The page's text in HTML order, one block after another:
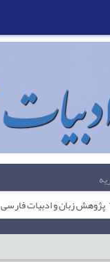
پژوهش زبان و ادبیات فارسی